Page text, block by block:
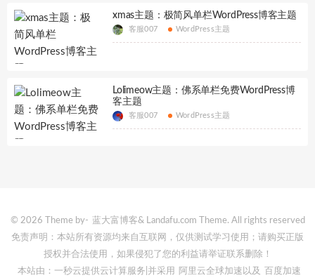
xmas主题：极简风单栏WordPress博客主题
客服007 WordPress主题
Lolimeow主题：佛系单栏免费WordPress博
客主题
客服007 WordPress主题
© 2026 Theme by- 蓝大富博客& Landafu.com Theme. All rights reserved
免责声明：本站所有资源均来自互联网，仅供测试学习使用；请购买正版
授权并合法使用，如果侵犯了您的利益请举证联系删除！
本站由：一秒云提供云计算服务 |并采用 阿里云全球加速 以及 百度加速